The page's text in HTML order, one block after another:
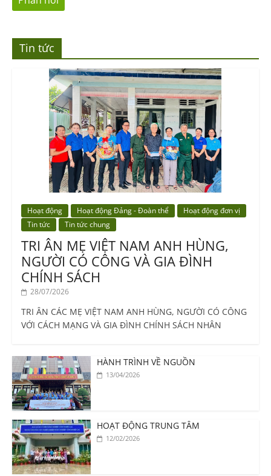
Tin tức
Hoạt động Hoạt động Đảng - Đoàn thể
Hoạt động đơn vị
Tin tức
Tin tức chung
TRI ÂN MẸ VIỆT NAM ANH HÙNG,
NGƯỜI CÓ CÔNG VÀ GIA ĐÌNH
CHÍNH SÁCH
28/07/2026
TRI ÂN CÁC MẸ VIỆT NAM ANH HÙNG, NGƯỜI CÓ CÔNG
VỚI CÁCH MẠNG VÀ GIA ĐÌNH CHÍNH SÁCH NHÂN
HÀNH TRÌNH VỀ NGUỒN
13/04/2026
HOẠT ĐỘNG TRUNG TÂM
12/02/2026